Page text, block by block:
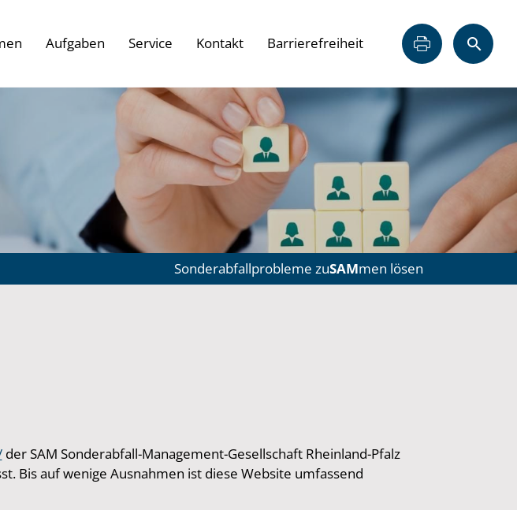
Aufgaben Service Kontakt Barrierefreiheit
Sonderabfallprobleme zuSAMmen lösen
der SAM Sonderabfall-Management-Gesellschaft Rheinland-Pfalz
Bis auf wenige Ausnahmen ist diese Website umfassend